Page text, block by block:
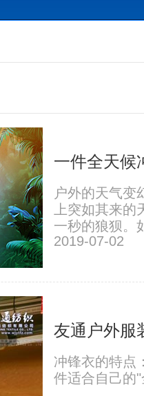
一件全天候
户外的天气变
上突如其来
一秒的狼狈。
2019-07-02
友通户外服
冲锋衣的特点
件适合自己的